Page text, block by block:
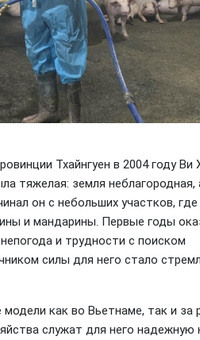
Тхайнгуен в 2004 году
тяжелая: земля неблагородная,
он с небольших участков, где
и мандарины. Первые годы
и трудности с поиском
силы для него стало
как во Вьетнаме, так и за
служат для него надежную